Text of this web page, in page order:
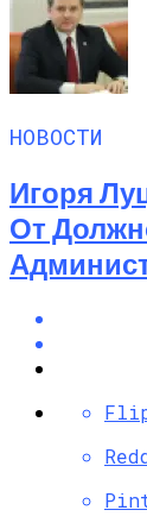
НОВОСТИ
Игоря
От